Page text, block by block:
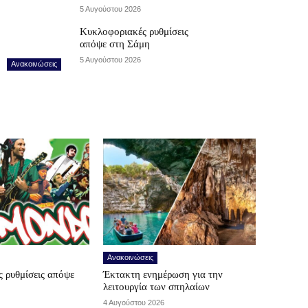
5 Αυγούστου 2026
Ανακοινώσεις
Κυκλοφοριακές ρυθμίσεις
απόψε στη Σάμη
5 Αυγούστου 2026
απόψε
Ανακοινώσεις
Έκτακτη ενημέρωση για την
λειτουργία των σπηλαίων
4 Αυγούστου 2026